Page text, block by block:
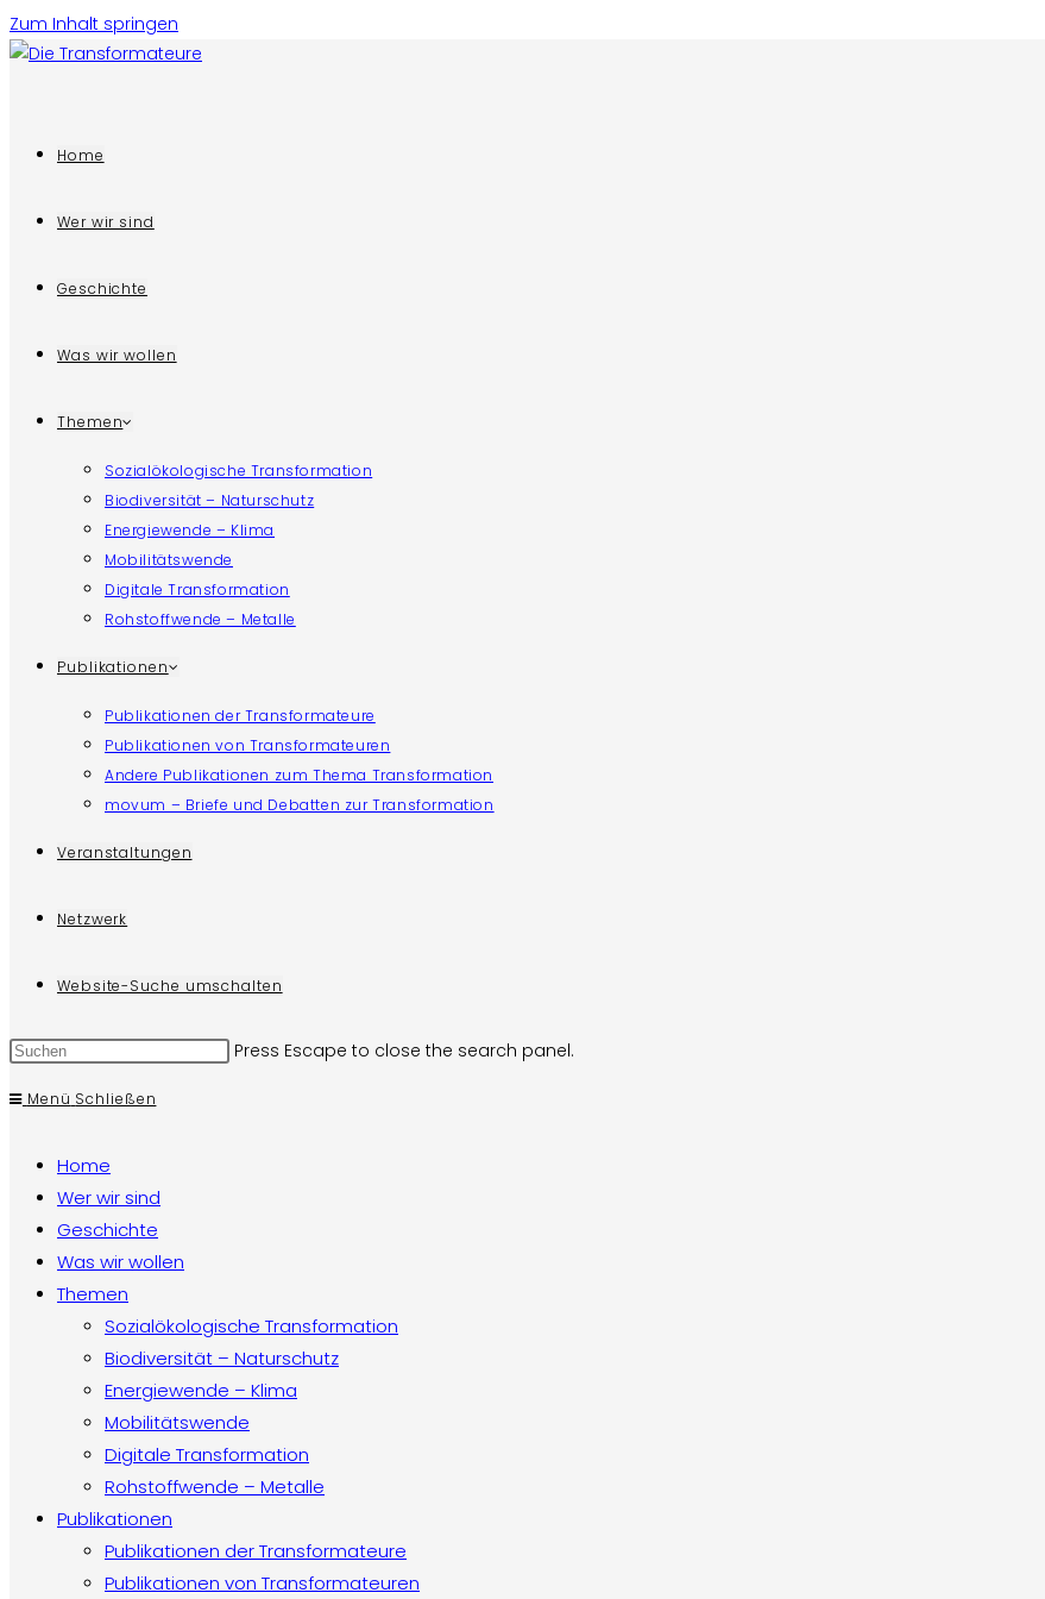
Zum Inhalt springen
Home
Wer wir sind
Geschichte
Was wir wollen
Themen
Sozialökologische Transformation
Biodiversität – Naturschutz
Energiewende – Klima
Mobilitätswende
Digitale Transformation
Rohstoffwende – Metalle
Publikationen
Publikationen der Transformateure
Publikationen von Transformateuren
Andere Publikationen zum Thema Transformation
movum – Briefe und Debatten zur Transformation
Veranstaltungen
Netzwerk
Website-Suche umschalten
Press Escape to close the search panel.
Menü Schließen
Home
Wer wir sind
Geschichte
Was wir wollen
Themen
Sozialökologische Transformation
Biodiversität – Naturschutz
Energiewende – Klima
Mobilitätswende
Digitale Transformation
Rohstoffwende – Metalle
Publikationen
Publikationen der Transformateure
Publikationen von Transformateuren